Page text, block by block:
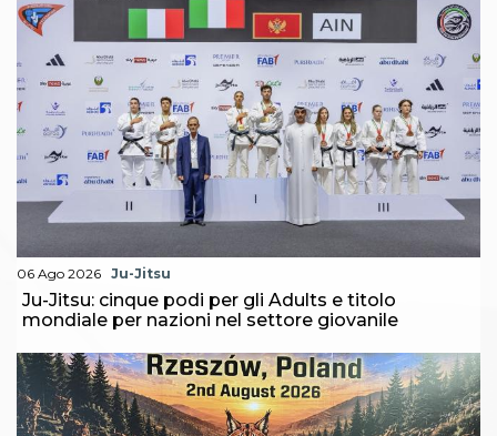
Modulistica
FAQ
Quesiti fiscali
Sostenibilità
Documenti
06 Ago 2026 Ju-Jitsu
Ju-Jitsu: cinque podi per gli Adults e titolo
mondiale per nazioni nel settore giovanile